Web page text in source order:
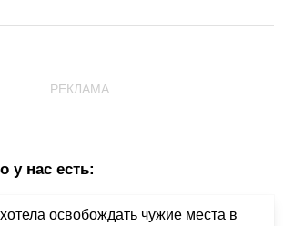
РЕКЛАМА
у нас есть:
освобождать чужие места в